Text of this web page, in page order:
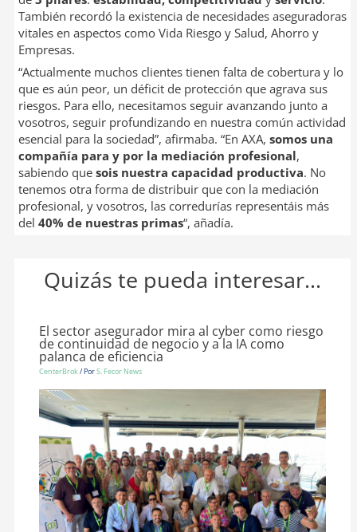
También recordó la existencia de necesidades aseguradoras
vitales en aspectos como Vida Riesgo y Salud, Ahorro y
Empresas.
“Actualmente muchos clientes tienen falta de cobertura y lo
que es aún peor, un déficit de protección que agrava sus
riesgos. Para ello, necesitamos seguir avanzando junto a
vosotros, seguir profundizando en nuestra común actividad
esencial para la sociedad”, afirmaba. “En AXA, somos una
compañía para y por la mediación profesional,
sabiendo que sois nuestra capacidad productiva. No
tenemos otra forma de distribuir que con la mediación
profesional, y vosotros, las corredurías representáis más
del 40% de nuestras primas“, añadía.
Quizás te pueda interesar...
El sector asegurador mira al cyber como riesgo
de continuidad de negocio y a la IA como
palanca de eficiencia
CenterBrok/ PorS. Fecor News